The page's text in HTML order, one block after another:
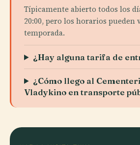
Típicamente abierto todos los
20:00, pero los horarios pueden
temporada.
¿Hay alguna tarifa de
¿Cómo llego al
Vladykino en transporte